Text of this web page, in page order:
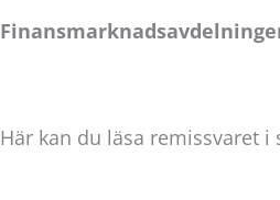
Här kan du läsa remissvaret i